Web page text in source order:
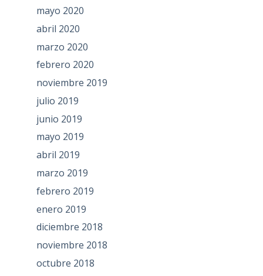
mayo 2020
abril 2020
marzo 2020
febrero 2020
noviembre 2019
julio 2019
junio 2019
mayo 2019
abril 2019
marzo 2019
febrero 2019
enero 2019
diciembre 2018
noviembre 2018
octubre 2018